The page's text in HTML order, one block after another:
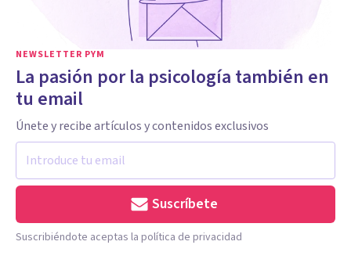
NEWSLETTER PYM
La pasión por la psicología también en
tu email
Únete y recibe artículos y contenidos exclusivos
Suscríbete
Suscribiéndote aceptas la política de privacidad